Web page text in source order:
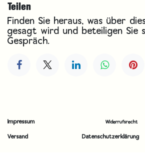
Teilen
Finden Sie heraus, was über
gesagt wird und beteiligen Sie
Gespräch.
Impressum
Versand
Widerrufsrecht
Datenschutzerklärung